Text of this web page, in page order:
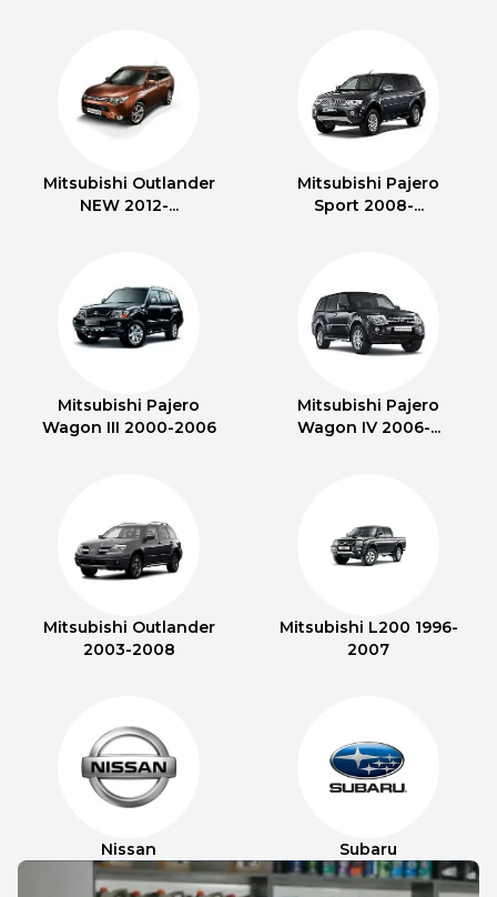
Mitsubishi Outlander
NEW 2012-...
Mitsubishi Pajero
Sport 2008-...
Mitsubishi Pajero
Wagon III 2000-2006
Mitsubishi Pajero
Wagon IV 2006-...
Mitsubishi Outlander
2003-2008
Mitsubishi L200 1996-
2007
Nissan Subaru